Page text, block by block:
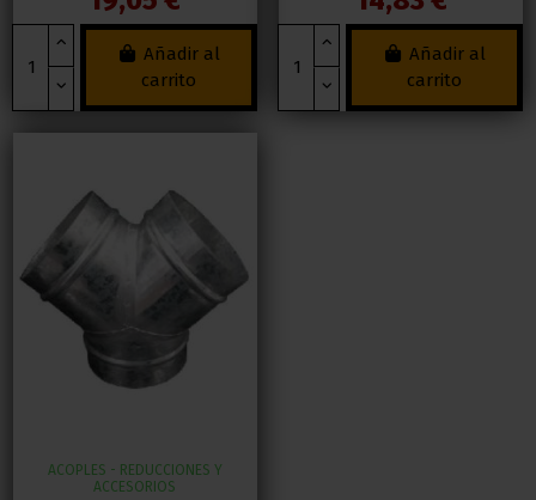
Añadir al
carrito
Añadir al
carrito
ACOPLES - REDUCCIONES Y
ACCESORIOS